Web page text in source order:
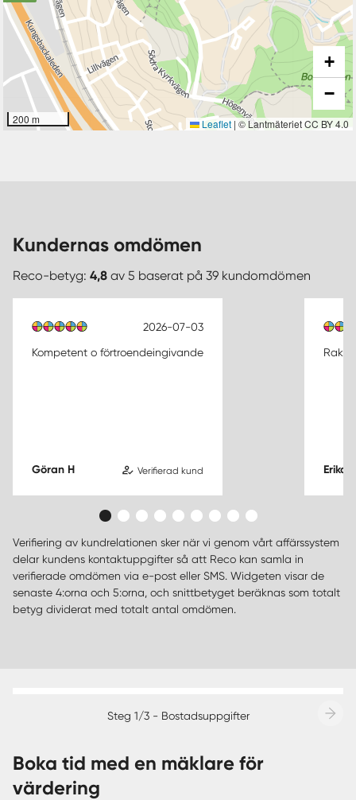
200 m
+
−
Leaflet | © Lantmäteriet CC BY 4.0
Kundernas omdömen
Reco-betyg: 4,8 av 5 baserat på 39 kundomdömen
2026-07-03
Kompetent o förtroendeingivande
Göran H Verifierad kund
Rak
Erika S
Verifiering av kundrelationen sker när vi genom vårt affärssystem
delar kundens kontaktuppgifter så att Reco kan samla in
verifierade omdömen via e-post eller SMS. Widgeten visar de
senaste 4:orna och 5:orna, och snittbetyget beräknas som totalt
betyg dividerat med totalt antal omdömen.
Steg 1/3 - Bostadsuppgifter
Boka tid med en mäklare för
värdering